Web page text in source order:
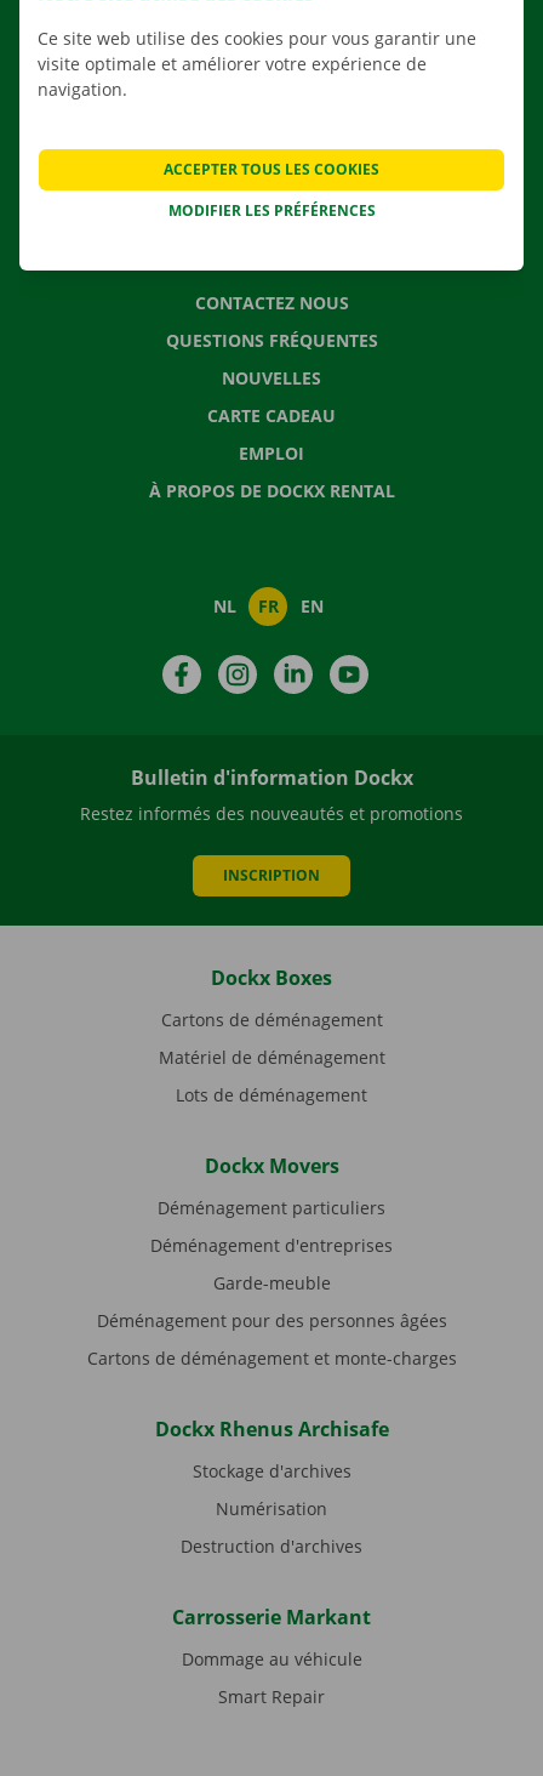
NOS VÉHICULES
NOS SERVICES
APPLI
SOLUTIONS DE DÉMÉNAGEMENT
CONTACTEZ NOUS
QUESTIONS FRÉQUENTES
NOUVELLES
CARTE CADEAU
EMPLOI
À PROPOS DE DOCKX RENTAL
NL FR EN
FacebookInstagramLinkedIn
Bulletin d'information Dockx
Restez informés des nouveautés et promotions
INSCRIPTION
Dockx Boxes
Cartons de déménagement
Matériel de déménagement
Lots de déménagement
Dockx Movers
Déménagement particuliers
Déménagement d'entreprises
Garde-meuble
Déménagement pour des personnes âgées
Cartons de déménagement et monte-charges
Dockx Rhenus Archisafe
Stockage d'archives
Numérisation
Destruction d'archives
Carrosserie Markant
Dommage au véhicule
Smart Repair
Ce site web utilise des cookies pour vous garantir une
visite optimale et améliorer votre expérience de
navigation.
MODIFIER LES PRÉFÉRENCES
ACCEPTER TOUS LES COOKIES